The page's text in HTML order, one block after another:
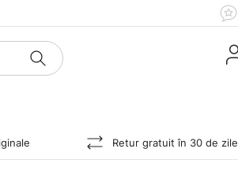
Retur gratuit în 30 de zile